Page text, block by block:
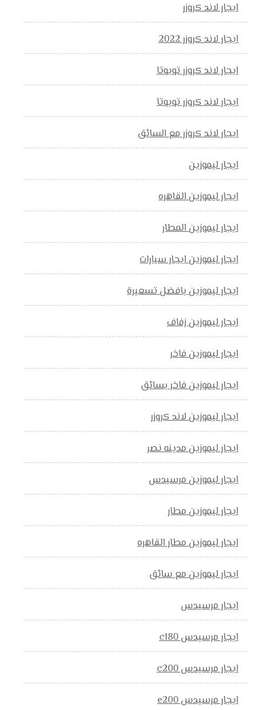
ايجار لاند كروزر
ايجار لاند كروزر 2022
ايجار لاند كروزر تويوتا
ايجار لاند كروزر تويوتا
ايجار لاند كروزر مع السائق
ايجار ليموزين
ايجار ليموزين القاهره
ايجار ليموزين المطار
ايجار ليموزين ايجار سيارات
ايجار ليموزين بافضل تسعيرة
ايجار ليموزين زفاف
ايجار ليموزين فاخر
ايجار ليموزين فاخر بسائق
ايجار ليموزين لاند كروزر
ايجار ليموزين مدينه نصر
ايجار ليموزين مرسيدس
ايجار ليموزين مطار
ايجار ليموزين مطار القاهره
ايجار ليموزين مع سائق
ايجار مرسيدس
ايجار مرسيدس c180
ايجار مرسيدس c200
ايجار مرسيدس e200